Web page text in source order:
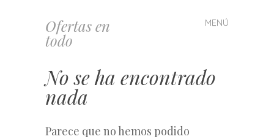
Ofertas en
todo
MENÚ
Saltar
al
No se ha encontrado
nada
Parece que no hemos podido